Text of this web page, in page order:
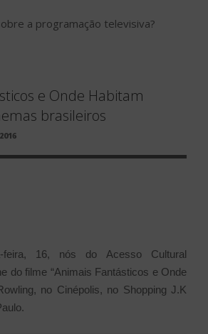
a programação televisiva?
e Onde Habitam
brasileiros
feira, 16, nós do Acesso Cultural
do filme “Animais Fantásticos e Onde
no Cinépolis, no Shopping J.K